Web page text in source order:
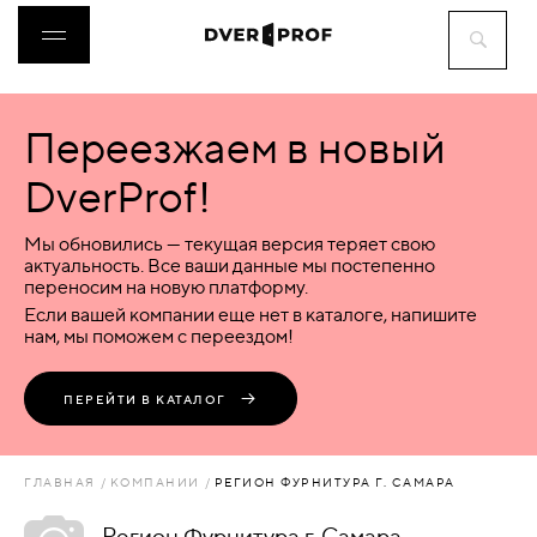
ДВЕРИ
ФУРНИТУРА
ВОРОТА
ПЕРЕГОРОДКИ
АКСЕССУАРЫ
Переезжаем в новый
DverProf!
Мы обновились — текущая версия теряет свою
актуальность. Все ваши данные мы постепенно
переносим на новую платформу.
Если вашей компании еще нет в каталоге, напишите
нам, мы поможем с переездом!
ПЕРЕЙТИ В КАТАЛОГ
ГЛАВНАЯ КОМПАНИИ РЕГИОН ФУРНИТУРА Г. САМАРА